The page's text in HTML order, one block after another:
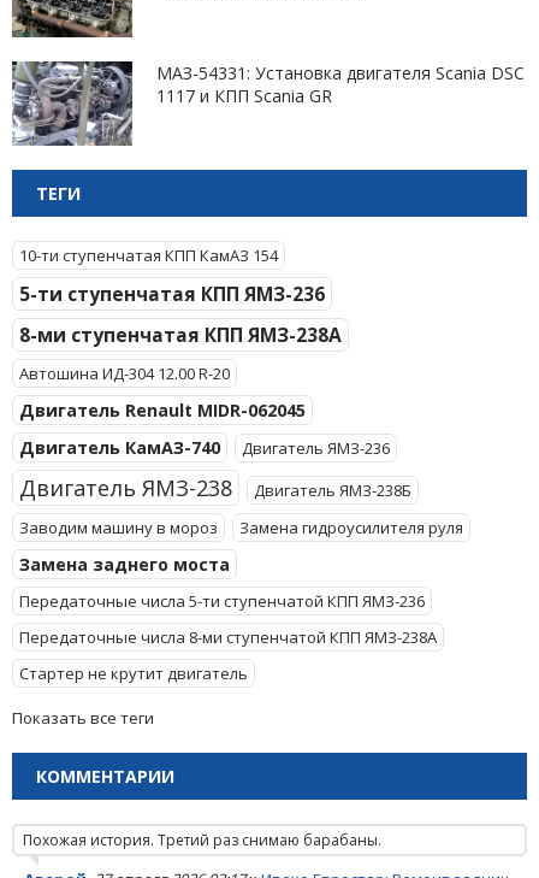
МАЗ-54331: Установка двигателя Scania DSC
1117 и КПП Scania GR
ТЕГИ
10-ти ступенчатая КПП КамАЗ 154
5-ти ступенчатая КПП ЯМЗ-236
8-ми ступенчатая КПП ЯМЗ-238А
Автошина ИД-304 12.00 R-20
Двигатель Renault MIDR-062045
Двигатель КамАЗ-740
Двигатель ЯМЗ-236
Двигатель ЯМЗ-238
Двигатель ЯМЗ-238Б
Заводим машину в мороз
Замена гидроусилителя руля
Замена заднего моста
Передаточные числа 5-ти ступенчатой КПП ЯМЗ-236
Передаточные числа 8-ми ступенчатой КПП ЯМЗ-238А
Стартер не крутит двигатель
Показать все теги
КОММЕНТАРИИ
Похожая история. Третий раз снимаю барабаны.